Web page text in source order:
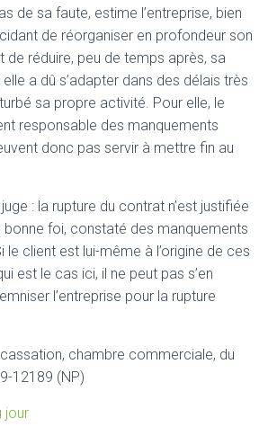
de sa faute, estime l’entreprise, bien
de réorganiser en profondeur son
de réduire, peu de temps après, sa
elle a dû s’adapter dans des délais très
sa propre activité. Pour elle, le
responsable des manquements
donc pas servir à mettre fin au
: la rupture du contrat n’est justifiée
bonne foi, constaté des manquements
le client est lui-même à l’origine de ces
est le cas ici, il ne peut pas s’en
l’entreprise pour la rupture
chambre commerciale, du
12189 (NP)
jour